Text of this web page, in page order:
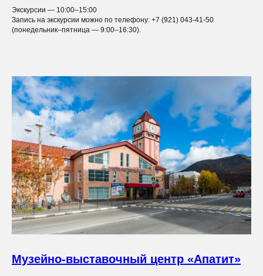
Экскурсии — 10:00–15:00
Запись на экскурсии можно по телефону: +7 (921) 043-41-50
(понедельник–пятница — 9:00–16:30).
Музейно-выставочный центр «Апатит»